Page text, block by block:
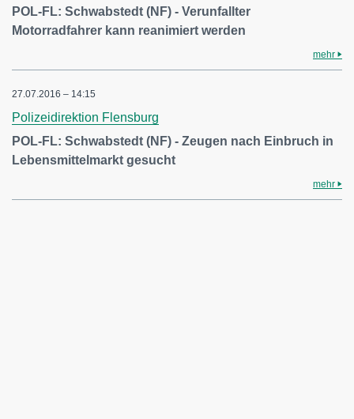
POL-FL: Schwabstedt (NF) - Verunfallter
Motorradfahrer kann reanimiert werden
mehr
27.07.2016 – 14:15
Polizeidirektion Flensburg
POL-FL: Schwabstedt (NF) - Zeugen nach Einbruch in
Lebensmittelmarkt gesucht
mehr